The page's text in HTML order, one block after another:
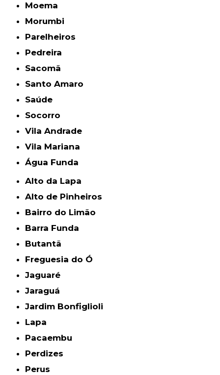
Moema
Morumbi
Parelheiros
Pedreira
Sacomã
Santo Amaro
Saúde
Socorro
Vila Andrade
Vila Mariana
Água Funda
Alto da Lapa
Alto de Pinheiros
Bairro do Limão
Barra Funda
Butantã
Freguesia do Ó
Jaguaré
Jaraguá
Jardim Bonfiglioli
Lapa
Pacaembu
Perdizes
Perus